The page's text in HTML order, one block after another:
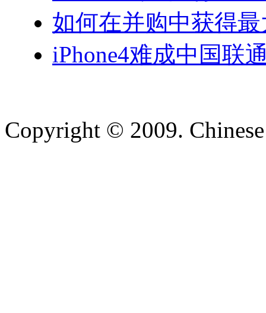
如何在并购中获得
iPhone4难成中国联
Copyright © 2009.